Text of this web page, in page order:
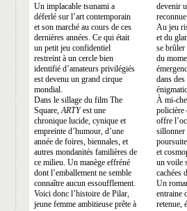
Un implacable tsunami a
déferlé sur l’art contemporain
et son marché au cours de ces
dernières années. Ce qui était
un petit jeu confidentiel
restreint à un cercle bien
identifié d’amateurs privilégiés
est devenu un grand cirque
mondial.
Dans le sillage du film The
Square, ARTYest une
chronique lucide, cynique et
empreinte d’humour, d’une
année de foires, biennales, et
autres mondanités familières de
ce milieu. Un manège effréné
dont l’emballement ne semble
connaître aucun essoufflement.
Voici donc l’histoire de Pilar,
jeune femme ambitieuse prête à
devenir
reconnue.
Au jeu
et du
se brûler
du
dans
À mi-
policière
offre
sillonner
et
un voile
cachées
Un
entraine
retenue,